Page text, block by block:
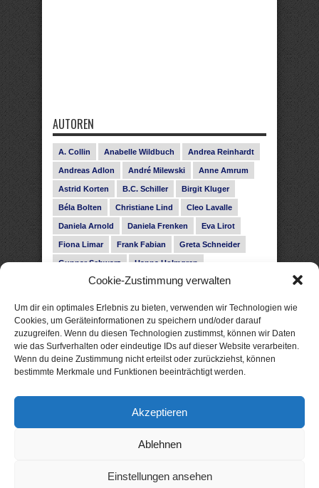
Cookie-Zustimmung verwalten
Um dir ein optimales Erlebnis zu bieten, verwenden wir Technologien wie
Cookies, um Geräteinformationen zu speichern und/oder darauf
zuzugreifen. Wenn du diesen Technologien zustimmst, können wir Daten
wie das Surfverhalten oder eindeutige IDs auf dieser Website verarbeiten.
Wenn du deine Zustimmung nicht erteilst oder zurückziehst, können
bestimmte Merkmale und Funktionen beeinträchtigt werden.
Akzeptieren
Ablehnen
Einstellungen ansehen
AUTOREN
A. Collin Anabelle Wildbuch Andrea Reinhardt
Andreas Adlon André Milewski Anne Amrum
Astrid Korten B.C. Schiller Birgit Kluger
Béla Bolten Christiane Lind Cleo Lavalle
Daniela Arnold Daniela Frenken Eva Lirot
Fiona Limar Frank Fabian Greta Schneider
Gunnar Schwarz Hanna Holmgren
Heike Fröhling Ina Glahe Ivo Pala J. Vellguth
Leonie Haubrich Lilly Labord Livia Pipes
Malin Blunk Marcus Hünnebeck Martin Krist
Melisa Schwermer Nele Bruun Nika Lubitsch
Noah Fitz Nora Amelie René Junge
Subina Giuletti